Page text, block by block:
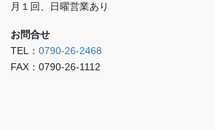
月１回、日曜営業あり
お問合せ
TEL： 0790-26-2468
FAX：0790-26-1112